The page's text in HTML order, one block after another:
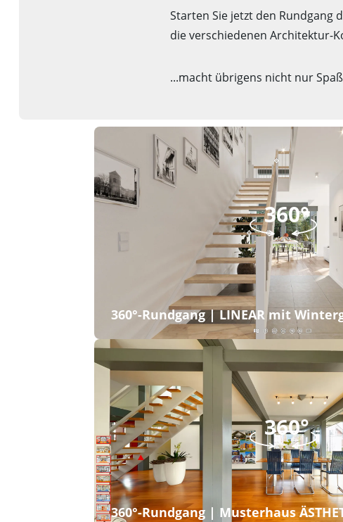
Starten Sie jetzt den Rundgang
die verschiedenen Architektur-
...macht übrigens nicht nur
360°
360°